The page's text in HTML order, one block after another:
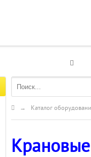
→ Каталог